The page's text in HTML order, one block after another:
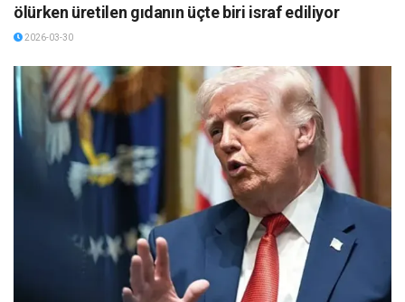
ölürken üretilen gıdanın üçte biri israf ediliyor
2026-03-30